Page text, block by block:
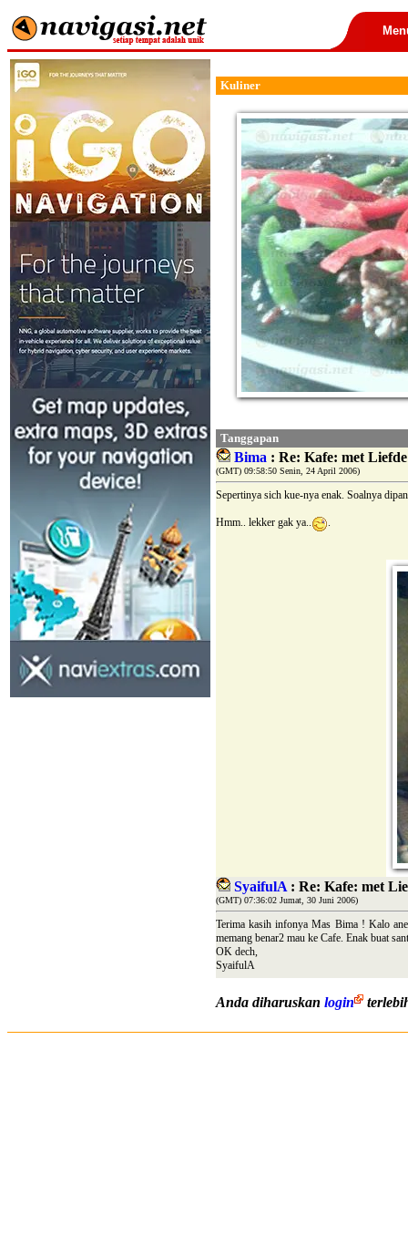
Kuliner
Tanggapan
Bima : Re: Kafe: met Liefde
(GMT) 09:58:50 Senin, 24 April 2006)
Sepertinya sich kue-nya enak. Soalnya
Hmm.. lekker gak ya.. .
SyaifulA : Re: Kafe: met
(GMT) 07:36:02 Jumat, 30 Juni 2006)
Terima kasih infonya Mas Bima ! Kalo
memang benar2 mau ke Cafe. Enak buat
OK dech,
SyaifulA
Anda diharuskan login